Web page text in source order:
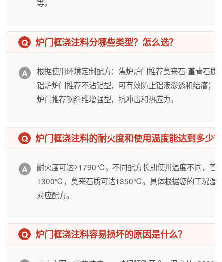
等。
炉门框浇注料分哪些类型？怎么选？
根据使用环境定制配方：焦炉炉门推荐莫来石-堇青石质
铝炉炉门推荐不沾铝型，可有效防止铝液渗透和结瘤；
炉门推荐钢纤维增强型，抗冲击和热应力。
炉门框浇注料的耐火度和使用温度能达到多少？
耐火度可达≥1790℃。不同配方长期使用温度不同，普
1300℃，莫来石质可达1350℃。具体根据您的工况温
对应配方。
炉门框浇注料容易损坏的原因是什么？